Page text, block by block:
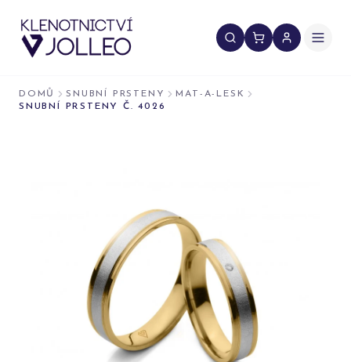
DOMŮ SNUBNÍ PRSTENY
MAT-A-LESK
SNUBNÍ PRSTENY Č. 4026